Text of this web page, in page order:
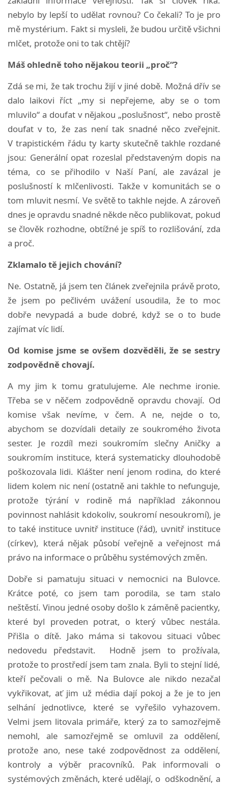
nebylo by lepší to udělat rovnou? Co čekali? To je pro
mě mystérium. Fakt si mysleli, že budou určitě všichni
mlčet, protože oni to tak chtějí?
Máš ohledně toho nějakou teorii „proč“?
Zdá se mi, že tak trochu žijí v jiné době. Možná dřív se
dalo laikovi říct „my si nepřejeme, aby se o tom
mluvilo“ a doufat v nějakou „poslušnost“, nebo prostě
doufat v to, že zas není tak snadné něco zveřejnit.
V trapistickém řádu ty karty skutečně takhle rozdané
jsou: Generální opat rozeslal představeným dopis na
téma, co se přihodilo v Naší Paní, ale zavázal je
poslušností k mlčenlivosti. Takže v komunitách se o
tom mluvit nesmí. Ve světě to takhle nejde. A zároveň
dnes je opravdu snadné někde něco publikovat, pokud
se člověk rozhodne, obtížné je spíš to rozlišování, zda
a proč.
Zklamalo tě jejich chování?
Ne. Ostatně, já jsem ten článek zveřejnila právě proto,
že jsem po pečlivém uvážení usoudila, že to moc
dobře nevypadá a bude dobré, když se o to bude
zajímat víc lidí.
Od komise jsme se ovšem dozvěděli, že se sestry
zodpovědně chovají.
A my jim k tomu gratulujeme. Ale nechme ironie.
Třeba se v něčem zodpovědně opravdu chovají. Od
komise však nevíme, v čem. A ne, nejde o to,
abychom se dozvídali detaily ze soukromého života
sester. Je rozdíl mezi soukromím slečny Aničky a
soukromím instituce, která systematicky dlouhodobě
poškozovala lidi. Klášter není jenom rodina, do které
lidem kolem nic není (ostatně ani takhle to nefunguje,
protože týrání v rodině má například zákonnou
povinnost nahlásit kdokoliv, soukromí nesoukromí), je
to také instituce uvnitř instituce (řád), uvnitř instituce
(církev), která nějak působí veřejně a veřejnost má
právo na informace o průběhu systémových změn.
Dobře si pamatuju situaci v nemocnici na Bulovce.
Krátce poté, co jsem tam porodila, se tam stalo
neštěstí. Vinou jedné osoby došlo k záměně pacientky,
které byl proveden potrat, o který vůbec nestála.
Přišla o dítě. Jako máma si takovou situaci vůbec
nedovedu představit. Hodně jsem to prožívala,
protože to prostředí jsem tam znala. Byli to stejní lidé,
kteří pečovali o mě. Na Bulovce ale nikdo nezačal
vykřikovat, ať jim už média dají pokoj a že je to jen
selhání jednotlivce, které se vyřešilo vyhazovem.
Velmi jsem litovala primáře, který za to samozřejmě
nemohl, ale samozřejmě se omluvil za oddělení,
protože ano, nese také zodpovědnost za oddělení,
kontroly a výběr pracovníků. Pak informovali o
systémových změnách, které udělají, o odškodnění, a